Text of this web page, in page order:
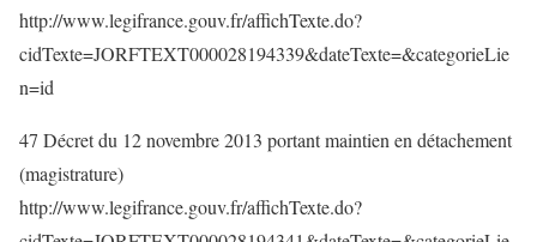
http://www.legifrance.gouv.fr/affichTexte.do?
cidTexte=JORFTEXT000028194339&dateTexte=&categorieLie
n=id
47 Décret du 12 novembre 2013 portant maintien en détachement
(magistrature)
http://www.legifrance.gouv.fr/affichTexte.do?